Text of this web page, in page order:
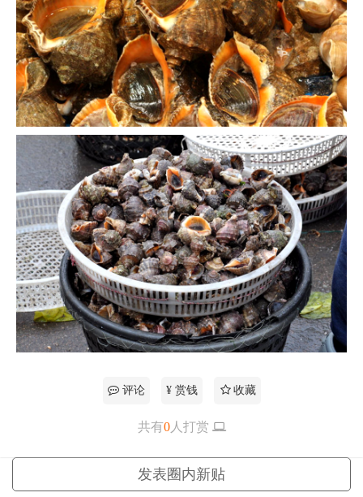
评论 ¥ 赏钱 收藏
共有0人打赏
发表圈内新贴